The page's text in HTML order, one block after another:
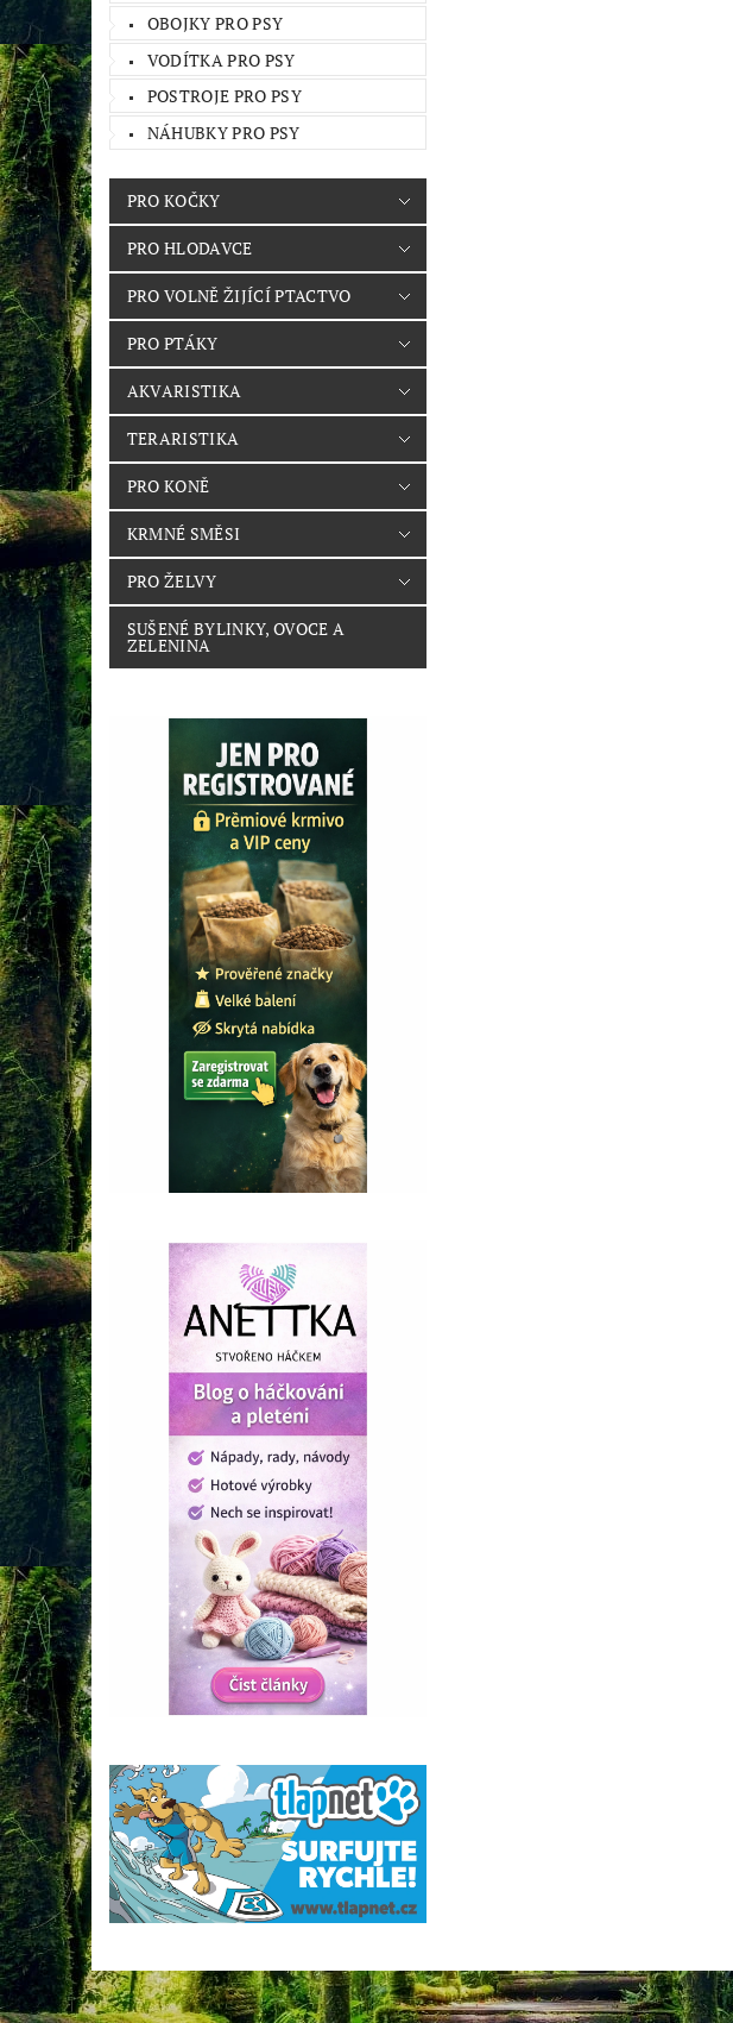
OBOJKY PRO PSY
VODÍTKA PRO PSY
POSTROJE PRO PSY
NÁHUBKY PRO PSY
PRO KOČKY
PRO HLODAVCE
PRO VOLNĚ ŽIJÍCÍ PTACTVO
PRO PTÁKY
AKVARISTIKA
TERARISTIKA
PRO KONĚ
KRMNÉ SMĚSI
PRO ŽELVY
SUŠENÉ BYLINKY, OVOCE A
ZELENINA